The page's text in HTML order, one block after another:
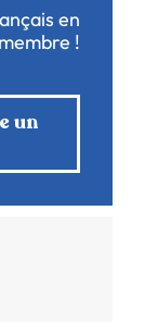
en
!
un